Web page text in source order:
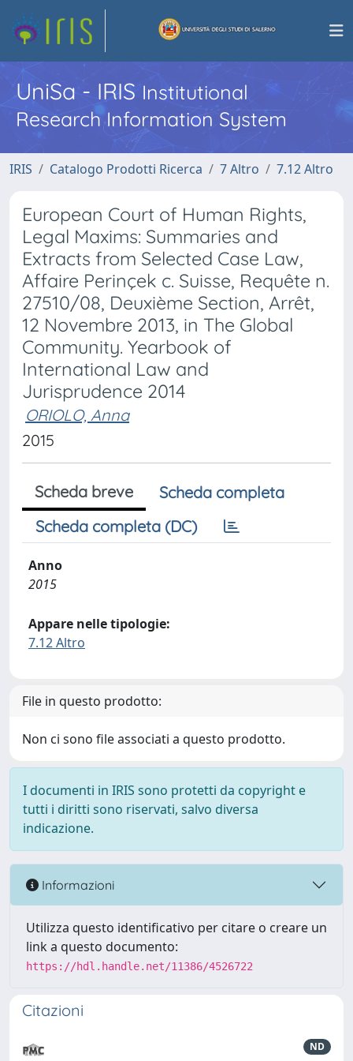
UniSa - IRISInstitutional
Research Information System
IRIS Catalogo Prodotti Ricerca 7 Altro 7.12 Altro
European Court of Human Rights,
Legal Maxims: Summaries and
Extracts from Selected Case Law,
Affaire Perinçek c. Suisse, Requête n.
27510/08, Deuxième Section, Arrêt,
12 Novembre 2013, in The Global
Community. Yearbook of
International Law and
Jurisprudence 2014
ORIOLO, Anna
2015
Scheda breve
Scheda completa
Scheda completa (DC)
Anno
2015
Appare nelle tipologie:
7.12 Altro
File in questo prodotto:
Non ci sono file associati a questo prodotto.
I documenti in IRIS sono protetti da copyright e
tutti i diritti sono riservati, salvo diversa
indicazione.
Informazioni
Utilizza questo identificativo per citare o creare un
link a questo documento:
https://hdl.handle.net/11386/4526722
Citazioni
ND